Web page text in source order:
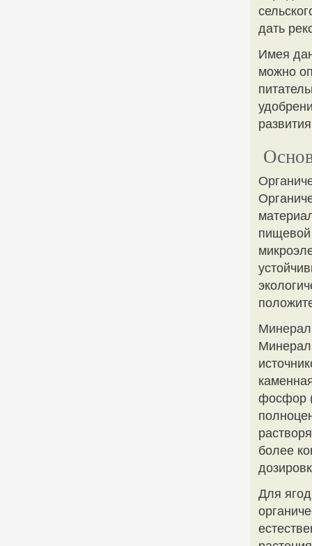
дать
Имея
можно
фосфор
более
Для